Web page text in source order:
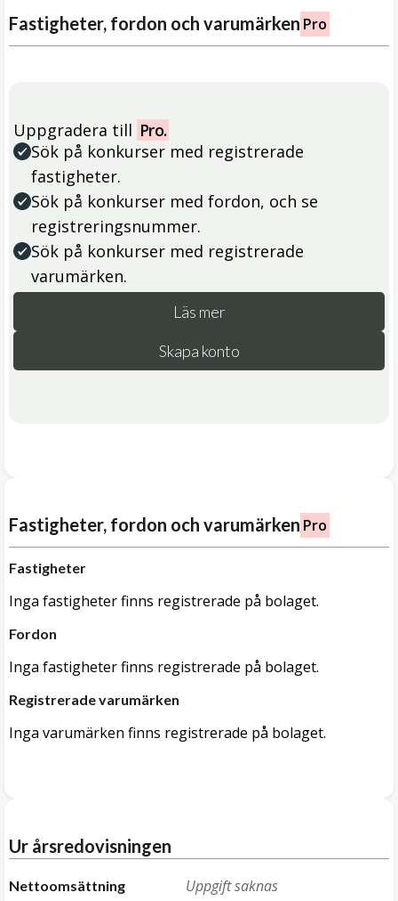
Fastigheter, fordon och varumärken Pro
Uppgradera till Pro.
Sök på konkurser med registrerade
fastigheter.
Sök på konkurser med fordon, och se
registreringsnummer.
Sök på konkurser med registrerade
varumärken.
Läs mer
Skapa konto
Fastigheter, fordon och varumärken Pro
Fastigheter
Inga fastigheter finns registrerade på bolaget.
Fordon
Inga fastigheter finns registrerade på bolaget.
Registrerade varumärken
Inga varumärken finns registrerade på bolaget.
Ur årsredovisningen
Nettoomsättning Uppgift saknas